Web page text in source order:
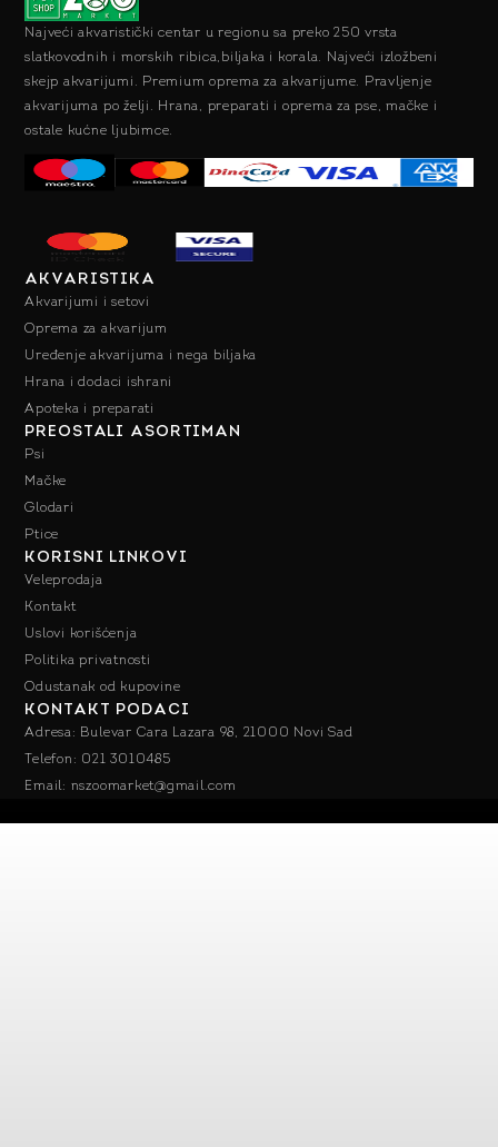
Najveći akvaristički centar u regionu sa preko 250 vrsta
slatkovodnih i morskih ribica,biljaka i korala. Najveći izložbeni
skejp akvarijumi. Premium oprema za akvarijume. Pravljenje
akvarijuma po želji. Hrana, preparati i oprema za pse, mačke i
ostale kućne ljubimce.
AKVARISTIKA
Akvarijumi i setovi
Oprema za akvarijum
Uređenje akvarijuma i nega biljaka
Hrana i dodaci ishrani
Apoteka i preparati
PREOSTALI ASORTIMAN
Psi
Mačke
Glodari
Ptice
KORISNI LINKOVI
Veleprodaja
Kontakt
Uslovi korišćenja
Politika privatnosti
Odustanak od kupovine
KONTAKT PODACI
Adresa: Bulevar Cara Lazara 98, 21000 Novi Sad
Telefon: 021 3010485
Email: nszoomarket@gmail.com